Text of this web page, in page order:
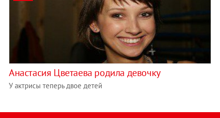
Анастасия Цветаева родила девочку
У актрисы теперь двое детей